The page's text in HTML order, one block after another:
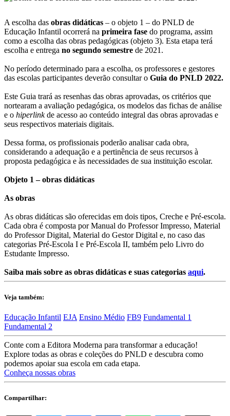
A escolha das obras didáticas – o objeto 1 – do PNLD de
Educação Infantil ocorrerá na primeira fase do programa, assim
como a escolha das obras pedagógicas (objeto 3). Esta etapa terá
escolha e entrega no segundo semestre de 2021.
No período determinado para a escolha, os professores e gestores
das escolas participantes deverão consultar o Guia do PNLD 2022.
Este Guia trará as resenhas das obras aprovadas, os critérios que
nortearam a avaliação pedagógica, os modelos das fichas de análise
e o hiperlinkde acesso ao conteúdo integral das obras aprovadas e
seus respectivos materiais digitais.
Dessa forma, os profissionais poderão analisar cada obra,
considerando a adequação e a pertinência de seus recursos à
proposta pedagógica e às necessidades de sua instituição escolar.
Objeto 1 – obras didáticas
As obras
As obras didáticas são oferecidas em dois tipos, Creche e Pré-escola.
Cada obra é composta por Manual do Professor Impresso, Material
do Professor Digital, Material do Gestor Digital e, no caso das
categorias Pré-Escola I e Pré-Escola II, também pelo Livro do
Estudante Impresso.
Saiba mais sobre as obras didáticas e suas categorias aqui.
Veja também:
Educação Infantil EJA Ensino Médio FB9 Fundamental 1
Fundamental 2
Conte com a Editora Moderna para transformar a educação!
Explore todas as obras e coleções do PNLD e descubra como
podemos apoiar sua escola em cada etapa.
Conheça nossas obras
Compartilhar: